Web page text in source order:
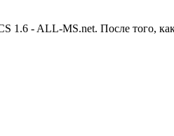
1.6 - ALL-MS.net. После того,